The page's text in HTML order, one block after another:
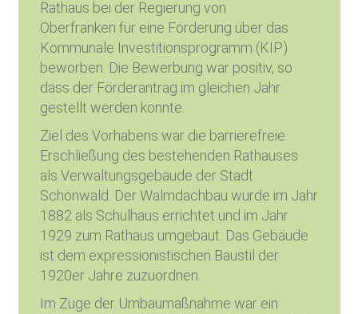
Rathaus bei der Regierung von
Oberfranken für eine Förderung über das
Kommunale Investitionsprogramm (KIP)
beworben. Die Bewerbung war positiv, so
dass der Förderantrag im gleichen Jahr
gestellt werden konnte.
Ziel des Vorhabens war die barrierefreie
Erschließung des bestehenden Rathauses
als Verwaltungsgebäude der Stadt
Schönwald. Der Walmdachbau wurde im Jahr
1882 als Schulhaus errichtet und im Jahr
1929 zum Rathaus umgebaut. Das Gebäude
ist dem expressionistischen Baustil der
1920er Jahre zuzuordnen.
Im Zuge der Umbaumaßnahme war ein